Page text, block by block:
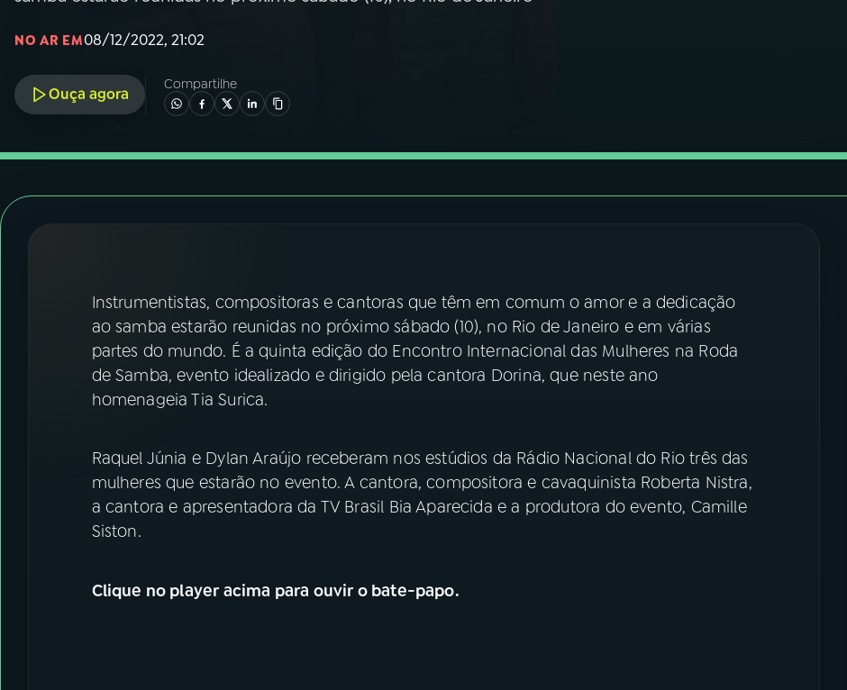
06VIDEOCASTS
07ÚLTIMAS
08FESTIVAL DE MÚSICA
Instagram X
NO AR EM08/12/2022, 21:02
Ouça agora
Compartilhe
Instrumentistas, compositoras e cantoras que têm em comum o amor e a dedicação
ao samba estarão reunidas no próximo sábado (10), no Rio de Janeiro e em várias
partes do mundo. É a quinta edição do Encontro Internacional das Mulheres na Roda
de Samba, evento idealizado e dirigido pela cantora Dorina, que neste ano
homenageia Tia Surica.
Raquel Júnia e Dylan Araújo receberam nos estúdios da Rádio Nacional do Rio três das
mulheres que estarão no evento. A cantora, compositora e cavaquinista Roberta Nistra,
a cantora e apresentadora da TV Brasil Bia Aparecida e a produtora do evento, Camille
Siston.
Clique no player acima para ouvir o bate-papo.